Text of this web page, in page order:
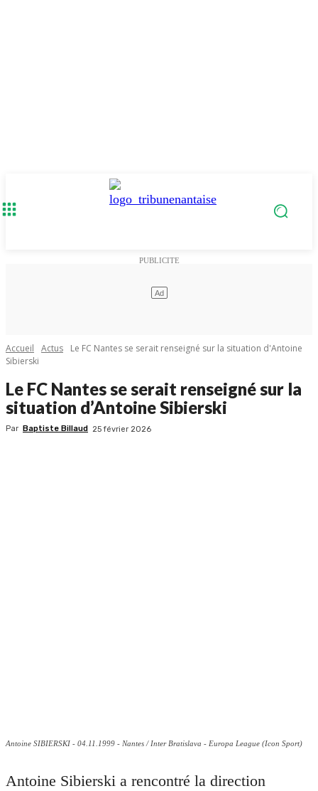
Accueil Actus
Le FC Nantes se serait renseigné sur la situation d'Antoine
Sibierski
Le FC Nantes se serait renseigné sur la
situation d’Antoine Sibierski
Par Baptiste Billaud 25 février 2026
Antoine SIBIERSKI - 04.11.1999 - Nantes / Inter Bratislava - Europa League (Icon Sport)
Antoine Sibierski a rencontré la direction